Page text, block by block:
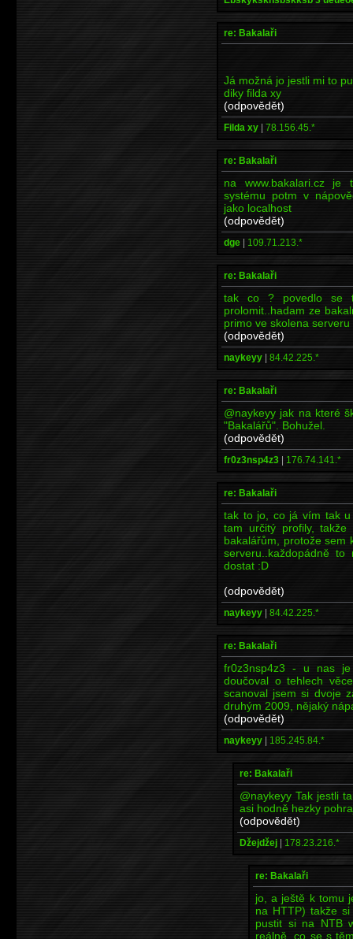
re: Bakalaři
Já možná jo jestli mi to
diky filda xy
(odpovědět)
Filda xy | 78.156.45.*
re: Bakalaři
na www.bakalari.cz je
systému potm v
jako localhost
(odpovědět)
dge | 109.71.213.*
re: Bakalaři
tak co ? povedlo se
prolomit..hadam ze
primo ve skolena
(odpovědět)
naykeyy | 84.42.225.*
re: Bakalaři
@naykeyy jak na které
"Bakalářů". Bohužel.
(odpovědět)
fr0z3nsp4z3 | 176.74.141.*
re: Bakalaři
tak to jo, co já vím tak
tam určitý profily,
bakalářům, protože sem
serveru..každopádně
dostat :D
(odpovědět)
naykeyy | 84.42.225.*
re: Bakalaři
fr0z3nsp4z3 - u nas
doučoval o tehlech
scanoval jsem si dvoje
druhým 2009, nějaký
(odpovědět)
naykeyy | 185.245.84.*
re: Bakalaři
@naykeyy Tak jestli
asi hodně hezky
(odpovědět)
Džejdžej | 178.23.216.*
re: Bakalaři
jo, a ještě k tomu
na HTTP) takže
pustit si na NTB
reálně, co se s